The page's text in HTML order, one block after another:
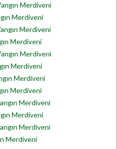
Merdiveni
Merdiveni
Merdiveni
Merdiveni
Merdiveni
Merdiveni
Merdiveni
Merdiveni
Merdiveni
Merdiveni
Merdiveni
Merdiveni